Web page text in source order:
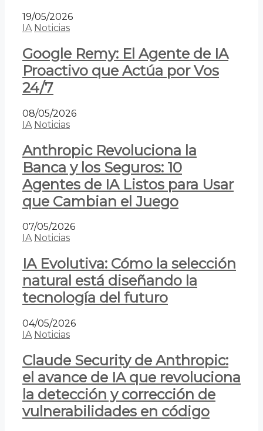
19/05/2026
IA Noticias
Google Remy: El Agente de IA
Proactivo que Actúa por Vos
24/7
08/05/2026
IA Noticias
Anthropic Revoluciona la
Banca y los Seguros: 10
Agentes de IA Listos para Usar
que Cambian el Juego
07/05/2026
IA Noticias
IA Evolutiva: Cómo la selección
natural está diseñando la
tecnología del futuro
04/05/2026
IA Noticias
Claude Security de Anthropic:
el avance de IA que revoluciona
la detección y corrección de
vulnerabilidades en código